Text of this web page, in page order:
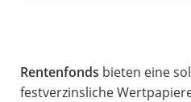
Rentenfonds bieten eine
festverzinsliche